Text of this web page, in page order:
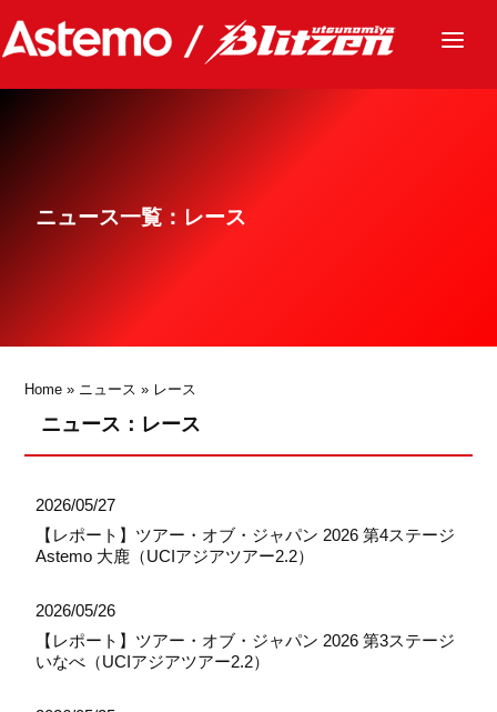
ニュース
グッズ
ニュース一覧：レース
Home » ニュース » レース
ニュース：レース
2026/05/27
【レポート】ツアー・オブ・ジャパン 2026 第4ステージ
Astemo 大鹿（UCIアジアツアー2.2）
2026/05/26
【レポート】ツアー・オブ・ジャパン 2026 第3ステージ
いなべ（UCIアジアツアー2.2）